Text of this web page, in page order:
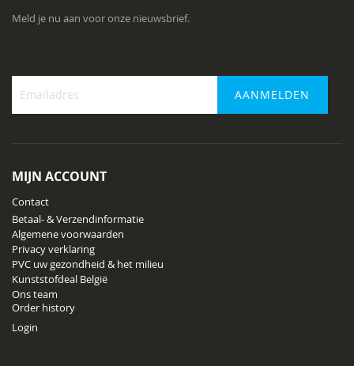
Meld je nu aan voor onze nieuwsbrief.
nieuwsbrief
AANMELDEN
MIJN ACCOUNT
Contact
Betaal- & Verzendinformatie
Algemene voorwaarden
Privacy verklaring
PVC uw gezondheid & het milieu
Kunststofdeal België
Ons team
Order history
Login